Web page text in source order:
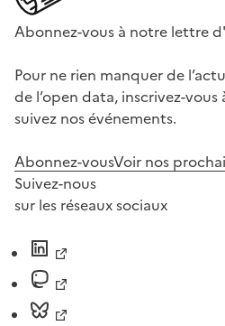
Abonnez-vous à notre lettre
Pour ne rien manquer de
de l’open data, inscrivez-
suivez nos événements.
Abonnez-vousVoir nos
Suivez-nous
sur les réseaux sociaux